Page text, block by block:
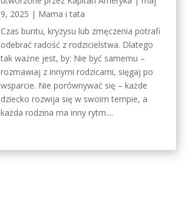
9, 2025 | Mama i tata
Czas buntu, kryzysu lub zmęczenia potrafi
odebrać radość z rodzicielstwa. Dlatego
tak ważne jest, by: Nie być samemu –
rozmawiaj z innymi rodzicami, sięgaj po
wsparcie. Nie porównywać się – każde
dziecko rozwija się w swoim tempie, a
każda rodzina ma inny rytm....